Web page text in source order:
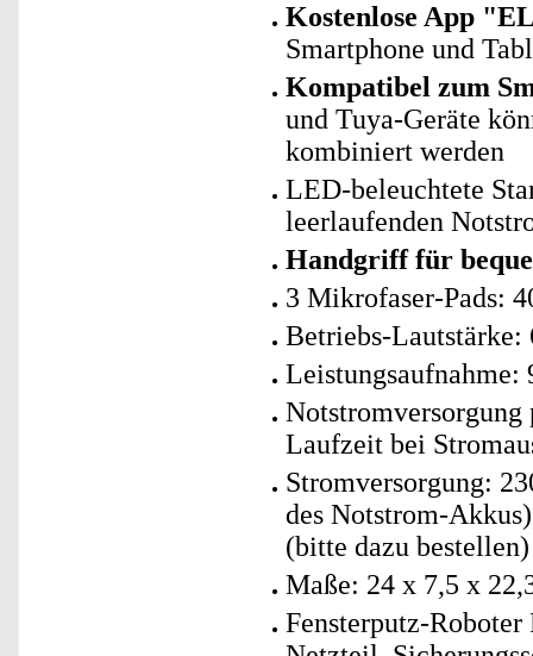
Kostenlose App
Smartphone und
Kompatibel zum
und Tuya-Geräte
kombiniert werden
LED-beleuchtete
leerlaufenden
Handgriff für
3 Mikrofaser-Pads:
Betriebs-Lautstärke:
Leistungsaufnahme:
Laufzeit bei
Stromversorgung:
des Notstrom-
(bitte dazu bestellen)
Maße: 24 x 7,5 x
Fensterputz-